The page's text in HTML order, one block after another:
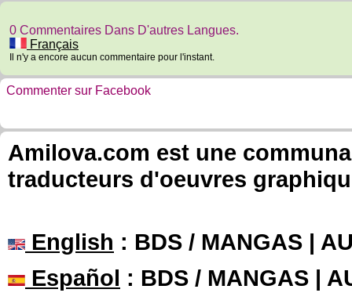
0 Commentaires Dans D'autres Langues.
Français
Il n'y a encore aucun commentaire pour l'instant.
Commenter sur Facebook
Amilova.com est une
traducteurs d'oeuvres
English : BDS / MANGAS |
Español : BDS / MANGAS |